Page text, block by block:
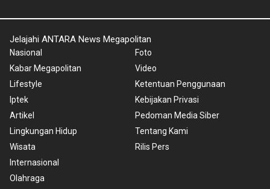
Jelajahi ANTARA News Megapolitan
Nasional
Kabar Megapolitan
Lifestyle
Iptek
Artikel
Lingkungan Hidup
Wisata
Internasional
Olahraga
Foto
Video
Ketentuan Penggunaan
Kebijakan Privasi
Pedoman Media Siber
Tentang Kami
Rilis Pers